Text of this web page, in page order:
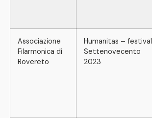
Associazione
Filarmonica di
Rovereto
Humanitas – festival
Settenovecento
2023